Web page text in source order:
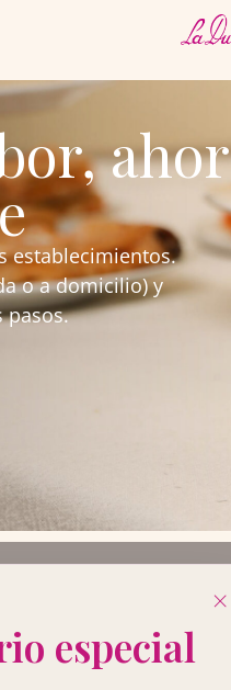
establecimientos.
o a domicilio) y
pasos.
×
especial